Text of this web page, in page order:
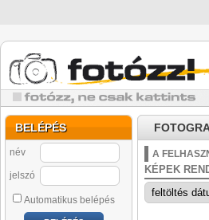
BELÉPÉS
név
jelszó
Automatikus belépés
A
KÉPEK